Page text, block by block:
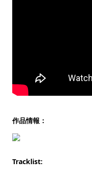
作品情報：
Tracklist: